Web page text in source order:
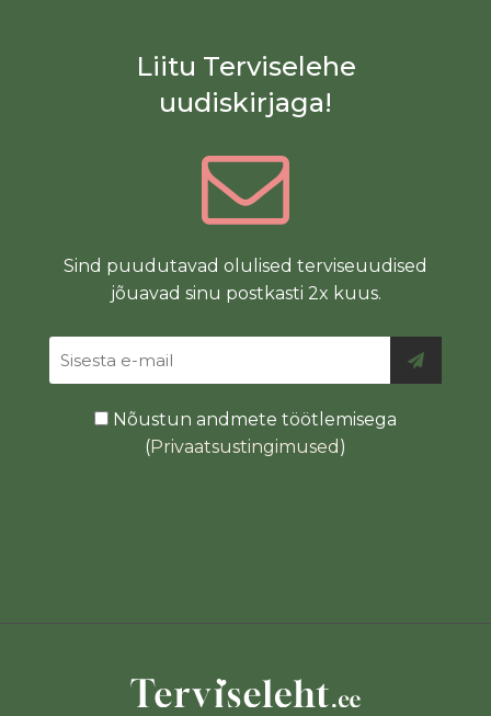
Liitu Terviselehe
uudiskirjaga!
Sind puudutavad olulised terviseuudised
jõuavad sinu postkasti 2x kuus.
Nõustun andmete töötlemisega
(Privaatsustingimused )